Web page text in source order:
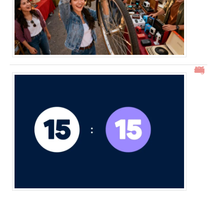
15h15 signification : découverte de l’heure miroir